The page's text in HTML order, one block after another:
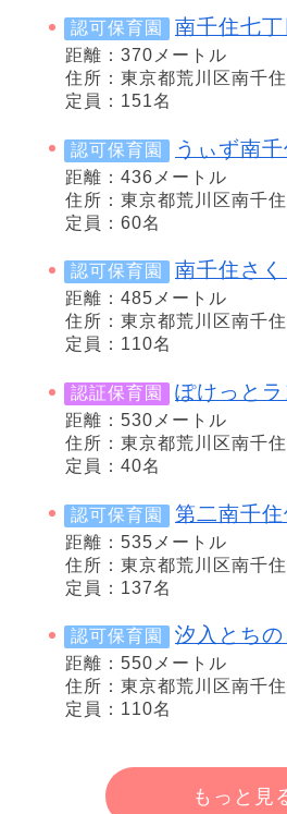
認可保育園 南千住七丁
距離：370メートル
住所：東京都荒川区南千
定員：151名
認可保育園 うぃず南
距離：436メートル
住所：東京都荒川区南千
定員：60名
認可保育園 南千住さく
距離：485メートル
住所：東京都荒川区南千
定員：110名
認証保育園 ぽけっと
距離：530メートル
住所：東京都荒川区南千
定員：40名
認可保育園 第二南千住
距離：535メートル
住所：東京都荒川区南千
定員：137名
認可保育園 汐入とちの
距離：550メートル
住所：東京都荒川区南千
定員：110名
もっと見